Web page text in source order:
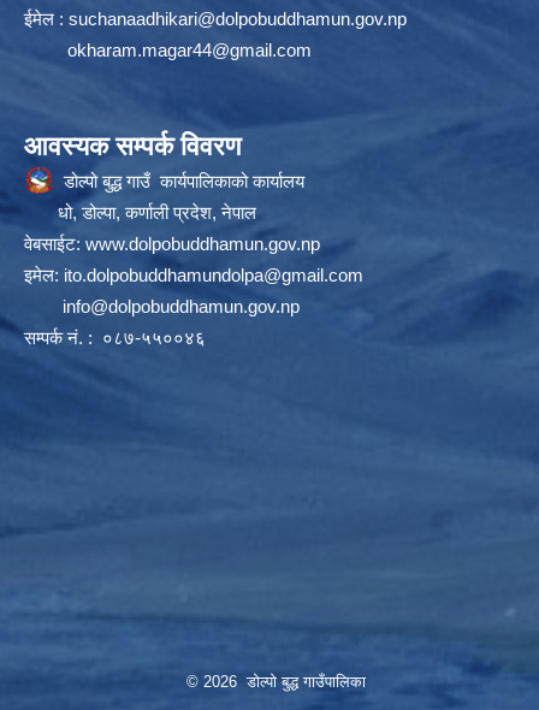
ईमेल : suchanaadhikari@dolpobuddhamun.gov.np
okharam.magar44@gmail.com
आवस्यक सम्पर्क विवरण
डोल्पो बुद्ध गाउँ कार्यपालिकाको कार्यालय
धो, डोल्पा, कर्णाली प्रदेश, नेपाल
वेबसाईट: www.dolpobuddhamun.gov.np
इमेल: ito.dolpobuddhamundolpa@gmail.com
info@dolpobuddhamun.gov.np
सम्पर्क नं. : ०८७-५५००४६
© 2026 डोल्पो बुद्ध गाउँपालिका